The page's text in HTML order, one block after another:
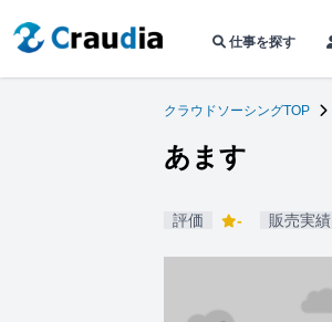
仕事を探す
クラウドソーシングTOP
あます
評価 - 販売実績